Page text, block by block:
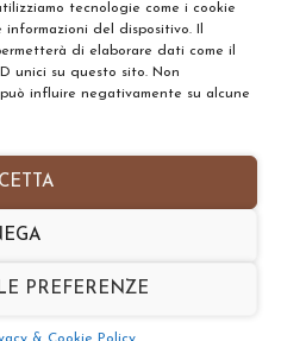
tecnologie come i cookie
del dispositivo. Il
di elaborare dati come il
unici su questo sito. Non
influire negativamente su alcune
PREFERENZE
CERCA
1 - 84091 -
(SA)
IT05332240653
Cookie Policy
Tutti i diritti